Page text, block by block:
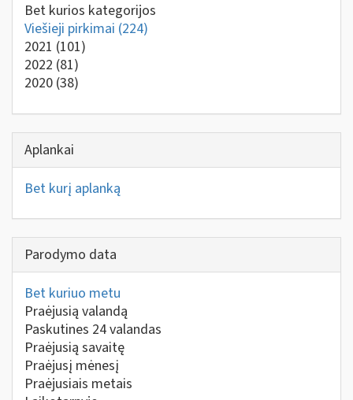
Bet kurios kategorijos
Viešieji pirkimai (224)
2021 (101)
2022 (81)
2020 (38)
Aplankai
Bet kurį aplanką
Parodymo data
Bet kuriuo metu
Praėjusią valandą
Paskutines 24 valandas
Praėjusią savaitę
Praėjusį mėnesį
Praėjusiais metais